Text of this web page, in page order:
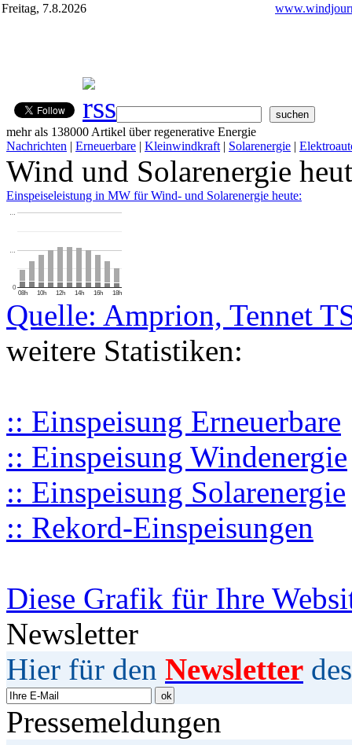
Freitag, 7.8.2026
mehr als 138000 Artikel über regenerative Energie
Nachrichten | Erneuerbare | Kleinwindkraft | Solarenergie |
Wind und Solarenergie
Einspeiseleistung in MW für Wind- und Solarenergie heute:
08h 10h 12h 14h 16h 18h
0
…
…
Quelle: Amprion, Tennet
weitere Statistiken:
:: Einspeisung Erneuerbare
:: Einspeisung Windenergie
:: Einspeisung Solarenergie
:: Rekord-Einspeisungen
Diese Grafik für Ihre
Newsletter
Hier für den Newsletter
Pressemeldungen